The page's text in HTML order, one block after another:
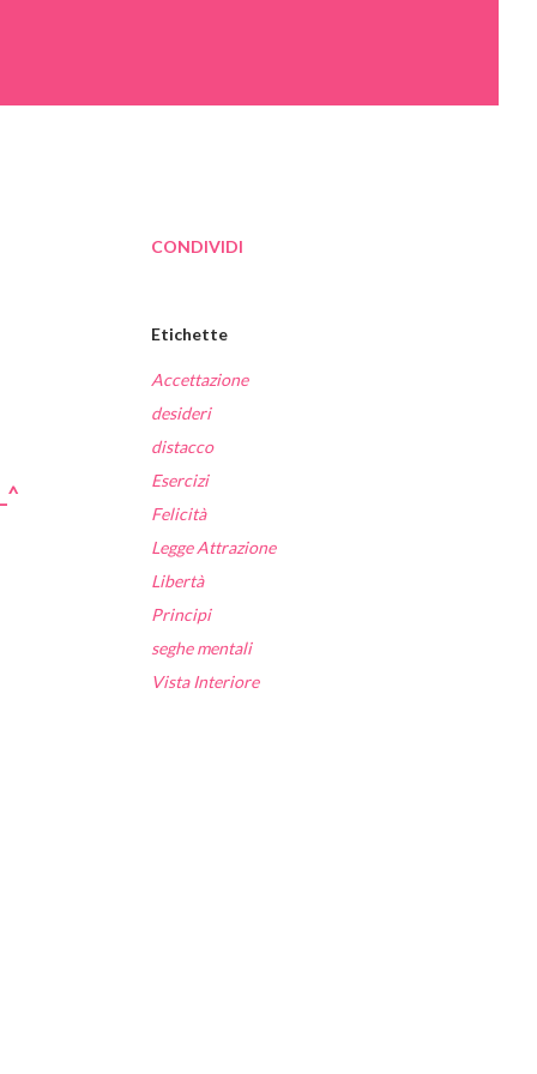
CONDIVIDI
Etichette
Accettazione
desideri
distacco
Esercizi
Felicità
Legge Attrazione
Libertà
Principi
seghe mentali
Vista Interiore